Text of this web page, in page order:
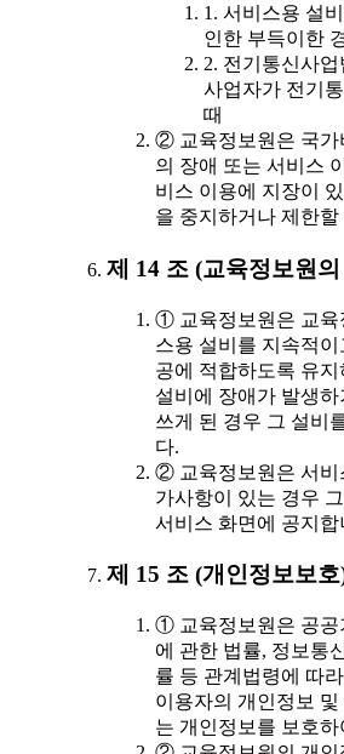
1. 서비스용 설
인한 부득이한
2. 전기통신사
사업자가 전기
때
② 교육정보원은 국가
의 장애 또는 서비스
비스 이용에 지장이
을 중지하거나 제한할
제 14 조 (교육정보원
① 교육정보원은 교육
스용 설비를 지속적이
공에 적합하도록 유
설비에 장애가 발생
쓰게 된 경우 그 설비
다.
② 교육정보원은 서비
가사항이 있는 경우
서비스 화면에 공지합
제 15 조 (개인정보보
① 교육정보원은 공공
에 관한 법률, 정보통
률 등 관계법령에 따
이용자의 개인정보
는 개인정보를 보호